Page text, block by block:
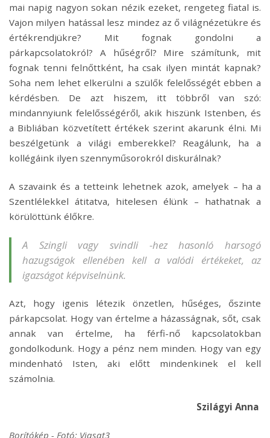
mai napig nagyon sokan nézik ezeket, rengeteg fiatal is.
Vajon milyen hatással lesz mindez az ő világnézetükre és
értékrendjükre? Mit fognak gondolni a
párkapcsolatokról? A hűségről? Mire számítunk, mit
fognak tenni felnőttként, ha csak ilyen mintát kapnak?
Soha nem lehet elkerülni a szülők felelősségét ebben a
kérdésben. De azt hiszem, itt többről van szó:
mindannyiunk felelősségéről, akik hiszünk Istenben, és
a Bibliában közvetített értékek szerint akarunk élni. Mi
beszélgetünk a világi emberekkel? Reagálunk, ha a
kollégáink ilyen szennyműsorokról diskurálnak?
A szavaink és a tetteink lehetnek azok, amelyek – ha a
Szentlélekkel átitatva, hitelesen élünk – hathatnak a
körülöttünk élőkre.
A Szingli vagy svindli -hez hasonló harsogó
hazugságok ellenében kell a valódi értékeket, az
igazságot képviselnünk.
Azt, hogy igenis létezik önzetlen, hűséges, őszinte
párkapcsolat. Hogy van értelme a házasságnak, sőt, csak
annak van értelme, ha férfi-nő kapcsolatokban
gondolkodunk. Hogy a pénz nem minden. Hogy van egy
mindenható Isten, aki előtt mindenkinek el kell
számolnia.
Szilágyi Anna
Borítókép - Fotó: Viasat3